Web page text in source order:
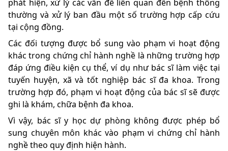
phát hiện, xử lý các vấn đề liên quan đến bệnh thông
thường và xử lý ban đầu một số trường hợp cấp cứu
tại cộng đồng.
Các đối tượng được bổ sung vào phạm vi hoạt động
khác trong chứng chỉ hành nghề là những trường hợp
đáp ứng điều kiện cụ thể, ví dụ như bác sĩ làm việc tại
tuyến huyện, xã và tốt nghiệp bác sĩ đa khoa. Trong
trường hợp đó, phạm vi hoạt động của bác sĩ sẽ được
ghi là khám, chữa bệnh đa khoa.
Vì vậy, bác sĩ y học dự phòng không được phép bổ
sung chuyên môn khác vào phạm vi chứng chỉ hành
nghề theo quy định hiện hành.